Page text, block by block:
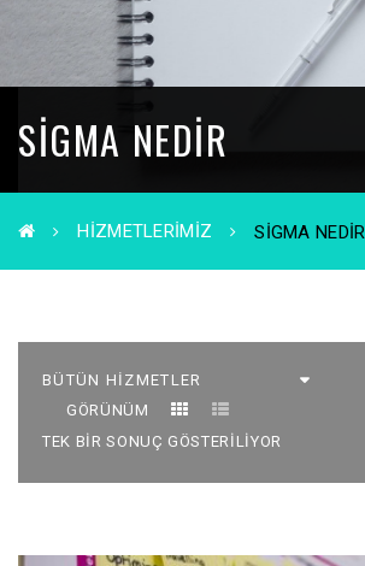
SIGMA NEDIR
HIZMETLERIMIZ SIGMA NEDIR
GÖRÜNÜM
TEK BIR SONUÇ GÖSTERILIYOR